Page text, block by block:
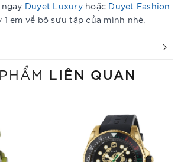
Duyet Luxuryhoặc Duyet Fashion
em về bộ sưu tập của mình nhé.
LIÊN QUAN